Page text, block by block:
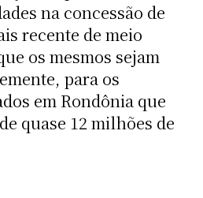
na concessão de
recente de meio
os mesmos sejam
para os
em Rondônia que
quase 12 milhões de